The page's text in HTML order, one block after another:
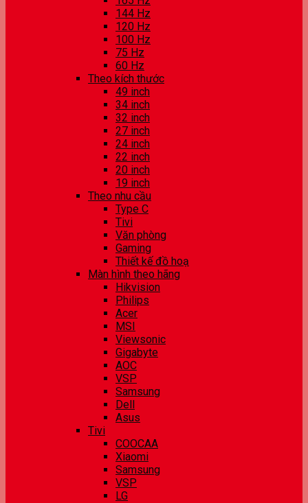
144 Hz
120 Hz
100 Hz
75 Hz
60 Hz
Theo kích thước
49 inch
34 inch
32 inch
27 inch
24 inch
22 inch
20 inch
19 inch
Theo nhu cầu
Type C
Tivi
Văn phòng
Gaming
Thiết kế đồ hoạ
Màn hình theo hãng
Hikvision
Philips
Acer
MSI
Viewsonic
Gigabyte
AOC
VSP
Samsung
Dell
Asus
Tivi
COOCAA
Xiaomi
Samsung
VSP
LG